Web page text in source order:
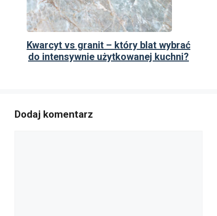
Kwarcyt vs granit – który blat wybrać
do intensywnie użytkowanej kuchni?
Dodaj komentarz